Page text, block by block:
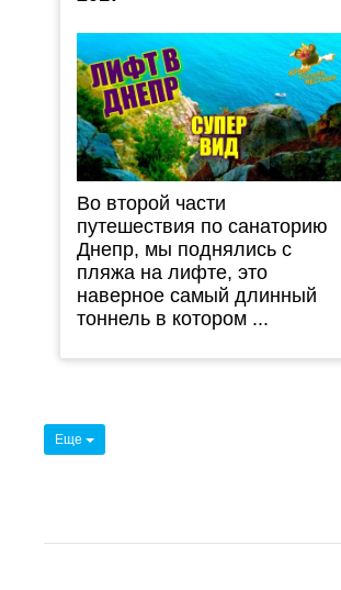
Во второй части
путешествия по санаторию
Днепр, мы поднялись с
пляжа на лифте, это
наверное самый длинный
тоннель в котором ...
Еще